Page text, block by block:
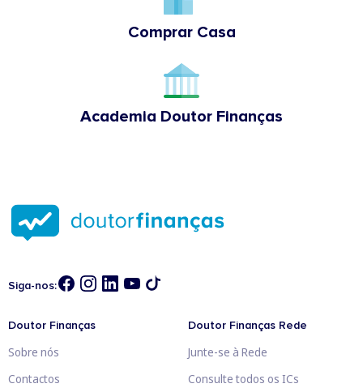
Comprar Casa
Academia Doutor Finanças
Siga-nos:
Doutor Finanças
Sobre nós
Contactos
Doutor Finanças Rede
Junte-se à Rede
Consulte todos os ICs